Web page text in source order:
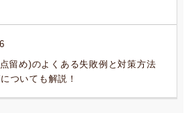
留め)のよくある失敗例と対策方法
ついても解説！